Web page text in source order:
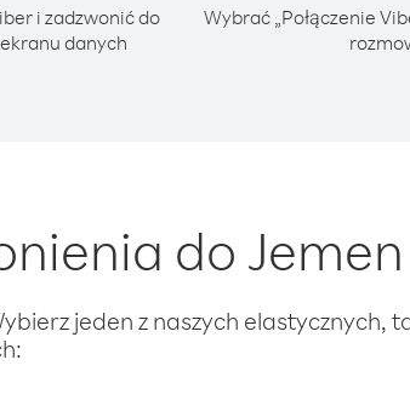
i zadzwonić do
danych
Wybrać „Połączenie
do
jeden z naszych elastycznych,